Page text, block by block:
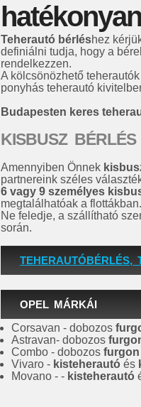
Teherautó bérléshez
definiálni tudja, hogy a
rendelkezzen.
A kölcsönözhető
ponyhás teherautó
Budapesten keres
KISBUSZ BÉRLÉS
Amennyiben Önnek
partnereink széles
6 vagy 9 személyes
megtalálhatóak a flottákban.
Ne feledje, a szállítható
során.
TEHERAUTÓBÉRLÉS,
OPEL MÁRKÁI
Corsavan - dobozos
Astravan- dobozos
Combo - dobozos furgon
Vivaro - kisteherautó és
Movano - - kisteherautó